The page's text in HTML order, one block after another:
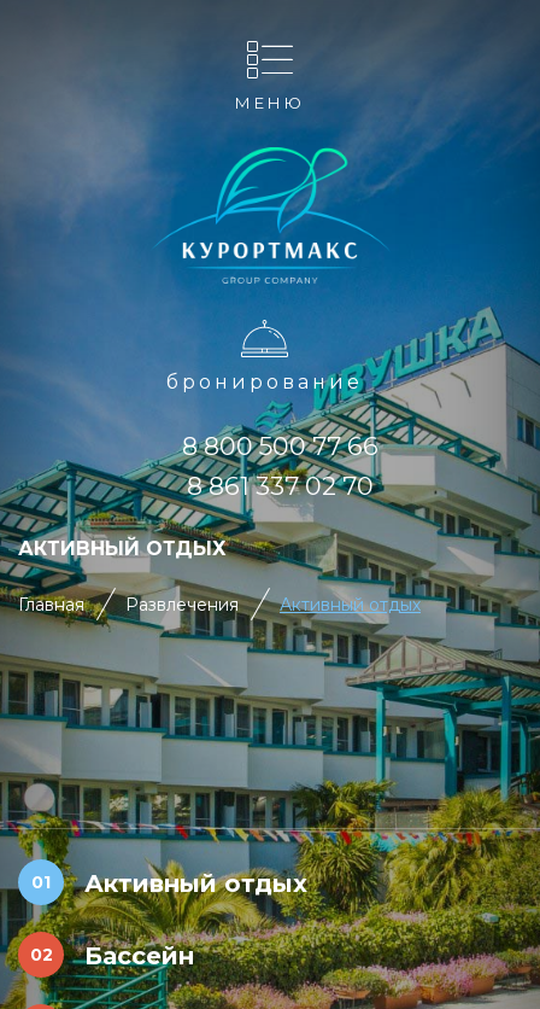
МЕНЮ
бронирование
8 800 500 77 66
8 861 337 02 70
АКТИВНЫЙ ОТДЫХ
Главная Развлечения Активный отдых
Активный отдых
Бассейн